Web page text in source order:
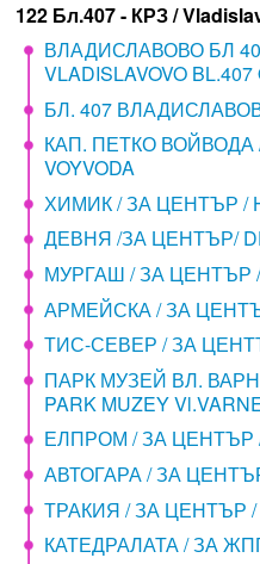
122 Бл.407 - КРЗ /
ВЛАДИСЛАВОВО БЛ
VLADISLAVOVO
БЛ. 407
КАП. ПЕТКО ВОЙВОДА
VOYVODA
ХИМИК / ЗА ЦЕНТЪР /
ДЕВНЯ /ЗА ЦЕНТЪР/
МУРГАШ / ЗА ЦЕНТЪР /
АРМЕЙСКА / ЗА
ТИС-СЕВЕР / ЗА
ПАРК МУЗЕЙ ВЛ.
PARK MUZEY
ЕЛПРОМ / ЗА ЦЕНТЪР /
АВТОГАРА / ЗА
ТРАКИЯ / ЗА ЦЕНТЪР /
КАТЕДРАЛАТА / ЗА